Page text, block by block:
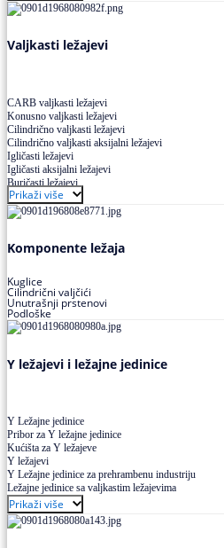
Valjkasti ležajevi
CARB valjkasti ležajevi
Konusno valjkasti ležajevi
Cilindrično valjkasti ležajevi
Cilindrično valjkasti aksijalni ležajevi
Igličasti ležajevi
Igličasti aksijalni ležajevi
Buričasti ležajevi
Buričasti zaptiveni ležajevi
Buričasti aksijalni ležajevi
Prikaži više
Komponente ležaja
Kuglice
Cilindrični valjčići
Unutrašnji prstenovi
Podloške
Y ležajevi i ležajne jedinice
Y Ležajne jedinice
Pribor za Y ležajne jedinice
Kućišta za Y ležajeve
Y ležajevi
Y Ležajne jedinice za prehrambenu industriju
Ležajne jedinice sa valjkastim ležajevima
Prikaži više